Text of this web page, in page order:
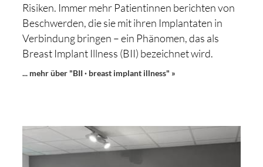
Risiken. Immer mehr Patientinnen berichten von
Beschwerden, die sie mit ihren Implantaten in
Verbindung bringen – ein Phänomen, das als
Breast Implant Illness (BII) bezeichnet wird.
... mehr über "BII · breast implant illness" »